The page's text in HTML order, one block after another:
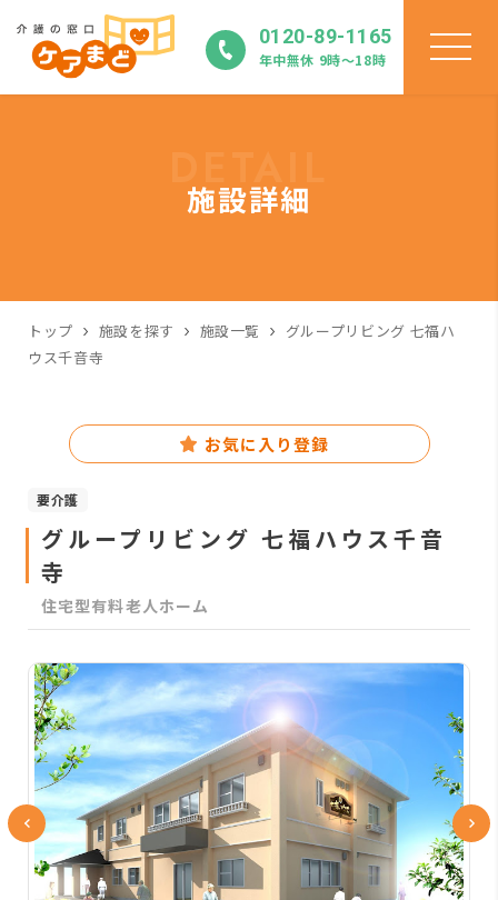
0120-89-1165
年中無休 9時〜18時
施設詳細
トップ 施設を探す 施設一覧
グループリビング 七福ハ
ウス千音寺
お気に入り登録
要介護
グループリビング 七福ハウス千音
寺
住宅型有料老人ホーム